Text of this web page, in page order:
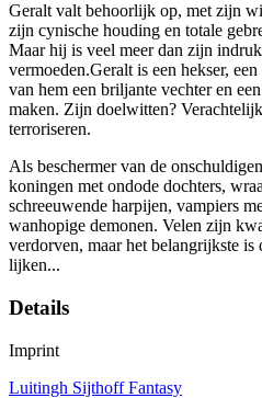
Geralt valt behoorlijk op, met zijn
zijn cynische houding en totale
Maar hij is veel meer dan zijn
vermoeden.Geralt is een hekser,
van hem een briljante vechter en
maken. Zijn doelwitten?
terroriseren.
Als beschermer van de
koningen met ondode dochters,
schreeuwende harpijen, vampiers
wanhopige demonen. Velen zijn
verdorven, maar het belangrijkste is
lijken...
Details
Imprint
Luitingh Sijthoff Fantasy